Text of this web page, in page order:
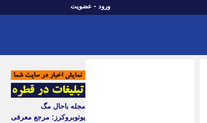
ورود - عضویت
مجله باحال مگ
یوتوبروکرز: مرجع معرفی